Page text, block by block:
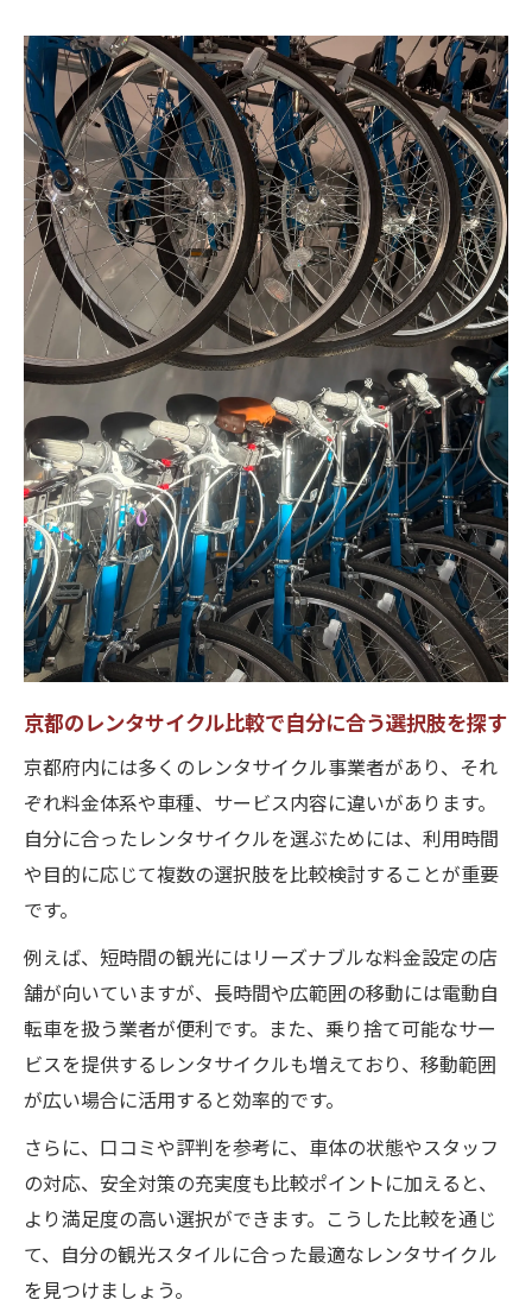
京都のレンタサイクル比較で自分に合う選択肢を探す
京都府内には多くのレンタサイクル事業者があり、それ
ぞれ料金体系や車種、サービス内容に違いがあります。
自分に合ったレンタサイクルを選ぶためには、利用時間
や目的に応じて複数の選択肢を比較検討することが重要
です。
例えば、短時間の観光にはリーズナブルな料金設定の店
舗が向いていますが、長時間や広範囲の移動には電動自
転車を扱う業者が便利です。また、乗り捨て可能なサー
ビスを提供するレンタサイクルも増えており、移動範囲
が広い場合に活用すると効率的です。
さらに、口コミや評判を参考に、車体の状態やスタッフ
の対応、安全対策の充実度も比較ポイントに加えると、
より満足度の高い選択ができます。こうした比較を通じ
て、自分の観光スタイルに合った最適なレンタサイクル
を見つけましょう。